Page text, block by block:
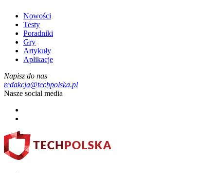
Nowości
Testy
Poradniki
Gry
Artykuły
Aplikacje
Napisz do nas
redakcja@techpolska.pl
Nasze social media